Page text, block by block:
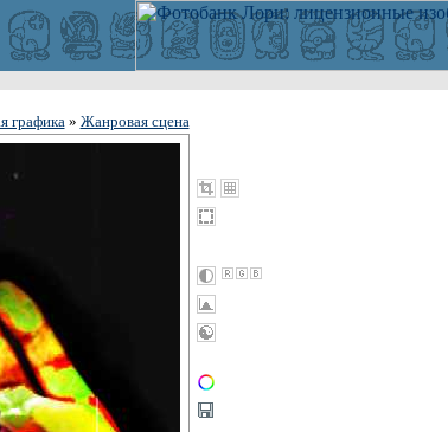
графика» Жанровая сцена